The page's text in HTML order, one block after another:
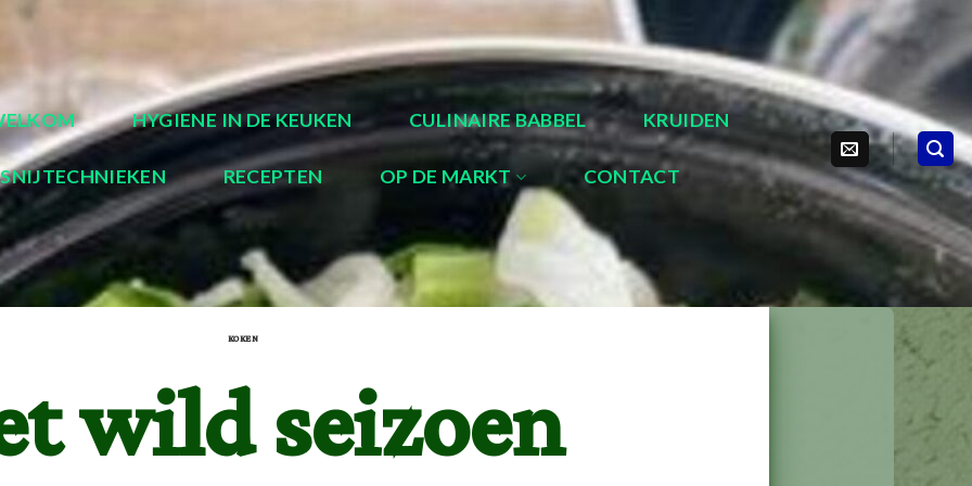
HYGIENE IN DE KEUKEN CULINAIRE BABBEL KRUIDEN
SNIJTECHNIEKEN RECEPTEN OP DE MARKT CONTACT
KOKEN
wild seizoen